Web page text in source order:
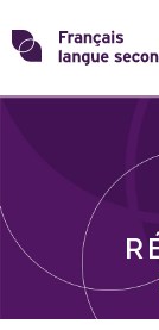
Skip
toTransformons
langue
THÈMES